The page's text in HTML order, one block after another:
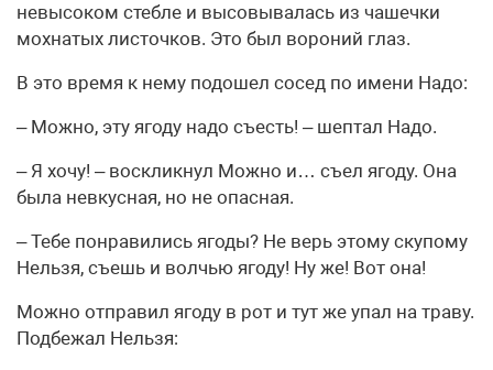
невысоком стебле и высовывалась из чашечки
мохнатых листочков. Это был вороний глаз.
В это время к нему подошел сосед по имени Надо:
– Можно, эту ягоду надо съесть! – шептал Надо.
– Я хочу! – воскликнул Можно и… съел ягоду. Она
была невкусная, но не опасная.
– Тебе понравились ягоды? Не верь этому скупому
Нельзя, съешь и волчью ягоду! Ну же! Вот она!
Можно отправил ягоду в рот и тут же упал на траву.
Подбежал Нельзя: